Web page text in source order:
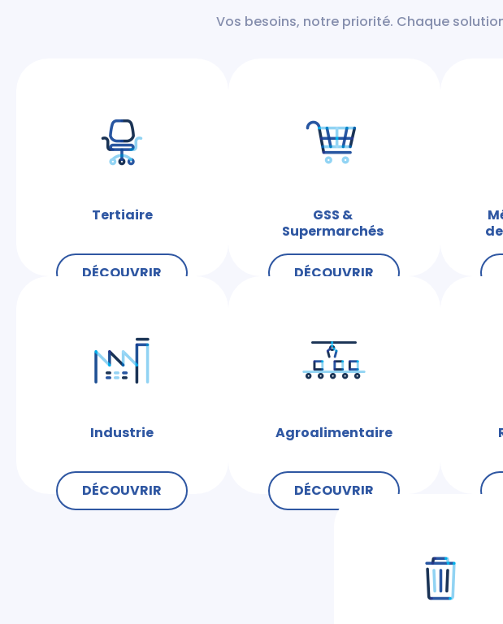
Vos besoins, notre priorité. Chaque
Tertiaire
DÉCOUVRIR
GSS &
Supermarchés
DÉCOUVRIR
Industrie
DÉCOUVRIR
Agroalimentaire
DÉCOUVRIR